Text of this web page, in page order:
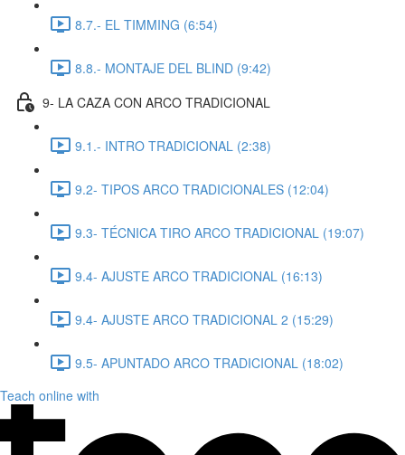
8.7.- EL TIMMING (6:54)
8.8.- MONTAJE DEL BLIND (9:42)
9- LA CAZA CON ARCO TRADICIONAL
9.1.- INTRO TRADICIONAL (2:38)
9.2- TIPOS ARCO TRADICIONALES (12:04)
9.3- TÉCNICA TIRO ARCO TRADICIONAL (19:07)
9.4- AJUSTE ARCO TRADICIONAL (16:13)
9.4- AJUSTE ARCO TRADICIONAL 2 (15:29)
9.5- APUNTADO ARCO TRADICIONAL (18:02)
Teach online with